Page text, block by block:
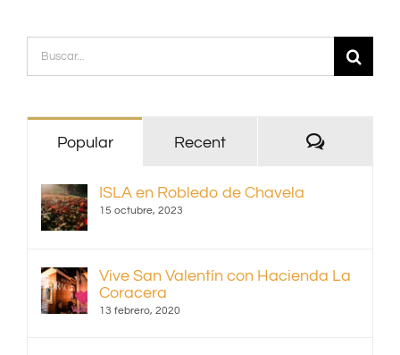
Buscar:
Popular Recent
ISLA en Robledo de Chavela
15 octubre, 2023
Vive San Valentín con Hacienda La
Coracera
13 febrero, 2020